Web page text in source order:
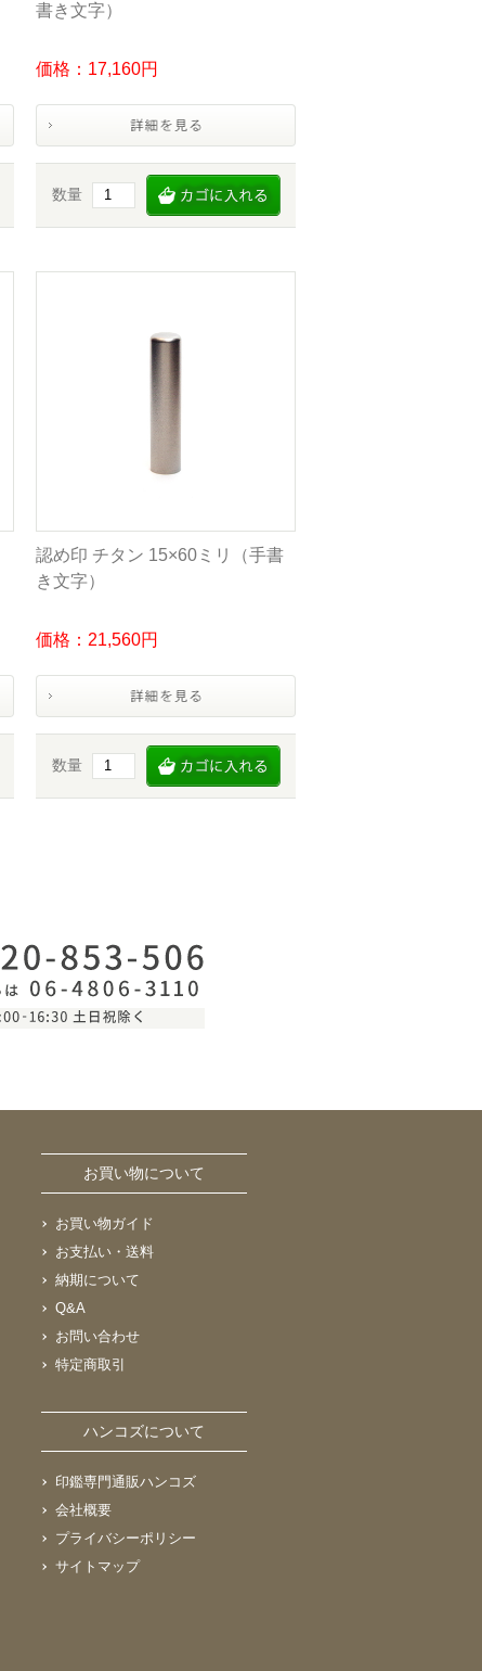
書き文字）
価格：17,160円
数量
認め印 チタン 15×60ミリ（手書
き文字）
価格：21,560円
数量
お買い物について
お買い物ガイド
お支払い・送料
納期について
Q&A
お問い合わせ
特定商取引
ハンコズについて
印鑑専門通販ハンコズ
会社概要
プライバシーポリシー
サイトマップ